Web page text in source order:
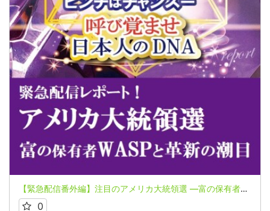
【緊急配信番外編】注目のアメリカ大統領選 ―富の保有者WASPと革新の潮目ー米山伸郎氏～マスメディアには載らない情報 極秘レポートシリーズ～
0